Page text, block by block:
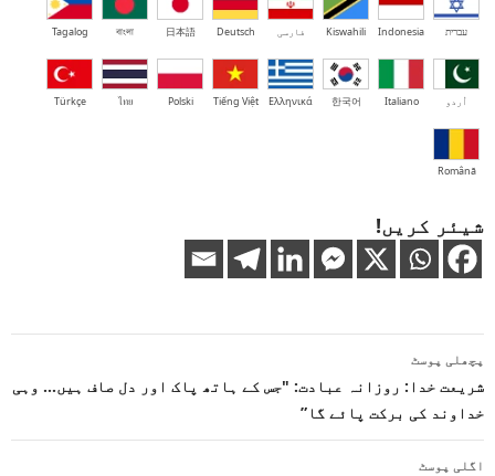
עברית Indonesia
Kiswahili فارسی Deutsch
日本語
বাংলা
Tagalog
اُردو Italiano
한국어
Ελληνικά
Tiếng Việt
Polski
ไทย
Türkçe
Română
شیئر کریں!
پوسٹوں
کی
نیویگیشن
پچھلی پوسٹ
شریعت خدا: روزانہ عبادت: "جس کے ہاتھ پاک اور دل صاف ہیں… وہی
خداوند کی برکت پائے گا”
اگلی پوسٹ